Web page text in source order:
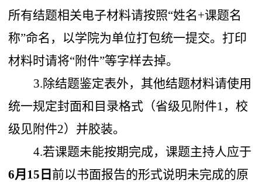
所有结题相关电子材料请按照“姓名+课题名
称”命名，以学院为单位打包统一提交。打印
材料时请将“附件”等字样去掉。
3.除结题鉴定表外，其他结题材料请使用
统一规定封面和目录格式（省级见附件1，校
级见附件2）并胶装。
4.若课题未能按期完成，课题主持人应于
6月 15 日 前以书面报告的形式说明未完成的原